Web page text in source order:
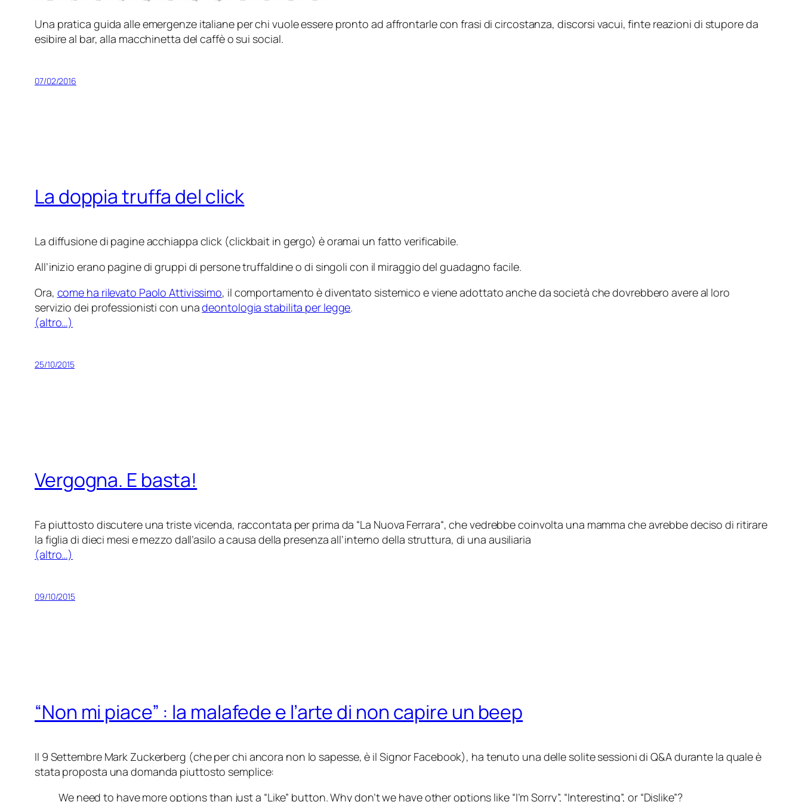
Una pratica guida alle emergenze italiane per chi vuole essere pronto ad affrontarle con frasi di circostanza, discorsi vacui, finte reazioni di stupore da
esibire al bar, alla macchinetta del caffè o sui social.
07/02/2016
La doppia truffa del click
La diffusione di pagine acchiappa click (clickbait in gergo) è oramai un fatto verificabile.
All’inizio erano pagine di gruppi di persone truffaldine o di singoli con il miraggio del guadagno facile.
Ora, come ha rilevato Paolo Attivissimo, il comportamento è diventato sistemico e viene adottato anche da società che dovrebbero avere al loro
servizio dei professionisti con unadeontologia stabilita per legge.
(altro…)
25/10/2015
Vergogna. E basta!
Fa piuttosto discutere una triste vicenda, raccontata per prima da “La Nuova Ferrara“, che vedrebbe coinvolta una mamma che avrebbe deciso di ritirare
la figlia di dieci mesi e mezzo dall’asilo a causa della presenza all’interno della struttura, di una ausiliaria
(altro…)
09/10/2015
“Non mi piace” : la malafede e l’arte di non capire un beep
Il 9 Settembre Mark Zuckerberg (che per chi ancora non lo sapesse, è il Signor Facebook), ha tenuto una delle solite sessioni di Q&A durante la quale è
stata proposta una domanda piuttosto semplice:
We need to have more options than just a “Like” button. Why don’t we have other options like “I’m Sorry”, “Interesting”, or “Dislike”?